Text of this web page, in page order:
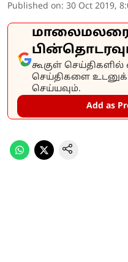
Published on: 30 Oct 2019,
மாலைமலரை
கூகுள்
செய்திகளை
செய்யவும்.
Add as